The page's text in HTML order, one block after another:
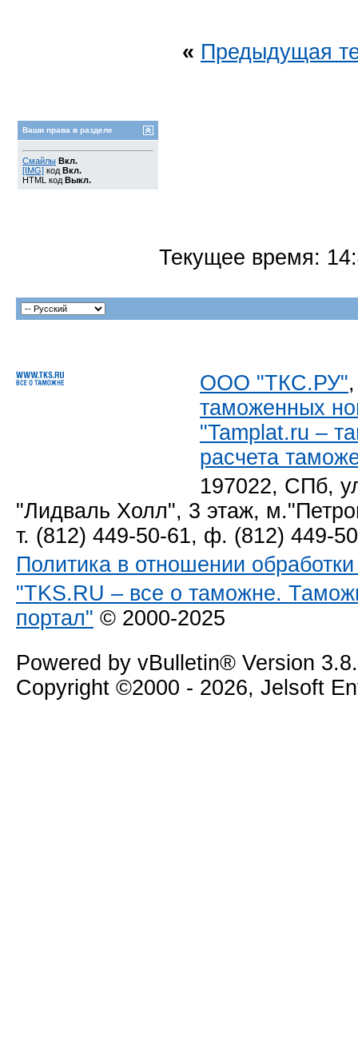
« Предыдущая
Ваши права в разделе
Смайлы Вкл.
[IMG] код Вкл.
HTML код Выкл.
Текущее время:
ООО "ТКС.РУ"
таможенных
"Tamplat.ru –
расчета
197022, СПб,
"Лидваль Холл", 3 этаж,
т. (812) 449-50-61, ф. (812) 449-
Политика в отношении
"TKS.RU – все о таможне.
портал" © 2000-2025
Powered by vBulletin® Version
Copyright ©2000 - 2026, Jelsoft